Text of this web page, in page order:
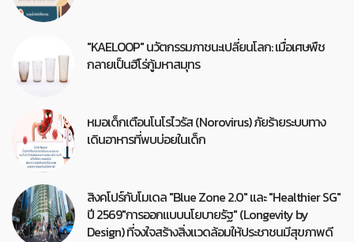
"KAELOOP" นวัตกรรมภาชนะเปลี่ยนโลก: เมื่อเศษพืช
กลายเป็นฮีโร่กู้มหาสมุทร
หมอเด็กเตือนโนโรไวรัส (Norovirus) ภัยร้ายระบบทาง
เดินอาหารที่พบบ่อยในเด็ก
สิงคโปร์กับโมเดล "Blue Zone 2.0" และ "Healthier SG"
ปี 2569"การออกแบบนโยบายรัฐ" (Longevity by
Design) ที่จงใจสร้างสิ่งแวดล้อมให้ประชาชนมีสุขภาพดี